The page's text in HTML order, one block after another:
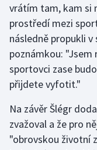
Motorsport
Olympijské hry
Parasport
Plážový volejbal
vrátím tam, kam si
prostředí mezi
následně propukli
poznámkou: "Jsem
sportovci zase
přijdete vyfotit."
Na závěr Šlégr
zvažoval a že pro
"obrovskou životní